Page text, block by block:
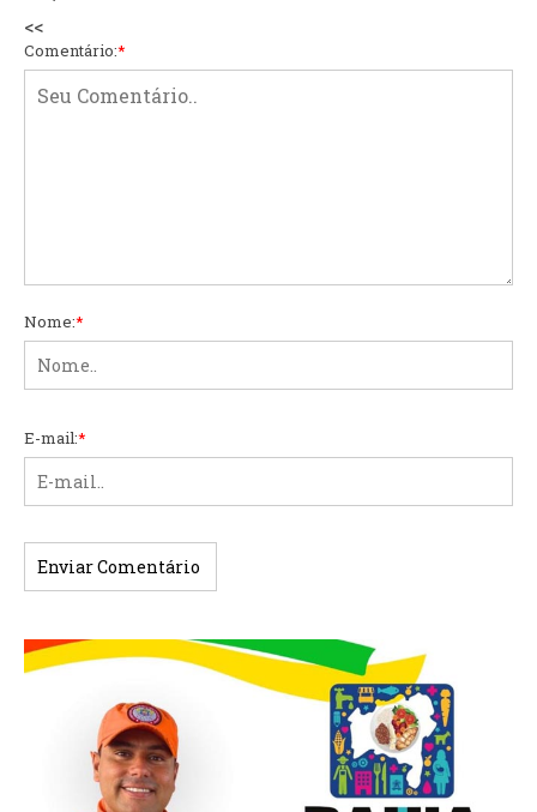
<<
Comentário:*
Nome:*
E-mail:*